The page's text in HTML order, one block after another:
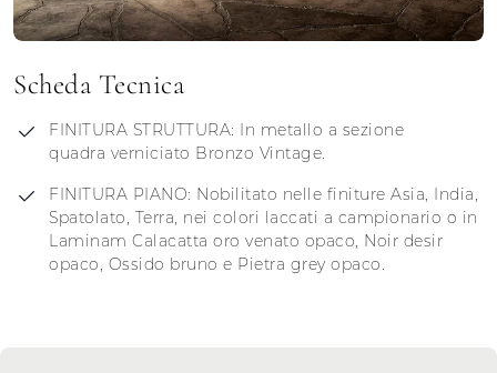
Scheda Tecnica
FINITURA STRUTTURA: In metallo a sezione
quadra verniciato Bronzo Vintage.
FINITURA PIANO: Nobilitato nelle finiture Asia, India,
Spatolato, Terra, nei colori laccati a campionario o in
Laminam Calacatta oro venato opaco, Noir desir
opaco, Ossido bruno e Pietra grey opaco.